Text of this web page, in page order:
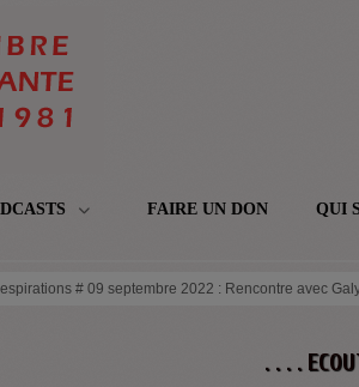
FAIRE UN DON QUI
# 09 septembre 2022 : Rencontre avec
. . . .